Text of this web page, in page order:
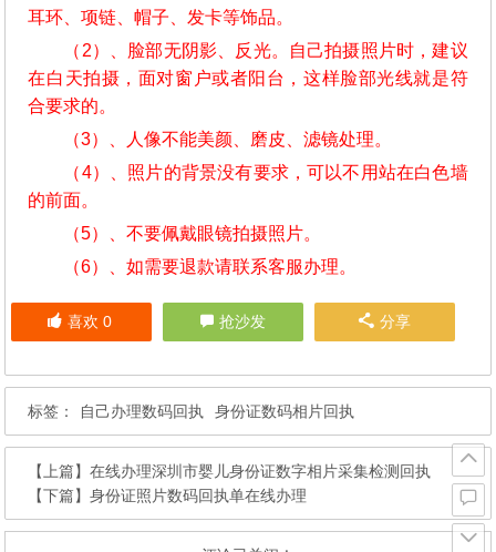
耳环、项链、帽子、发卡等饰品。
（2）、脸部无阴影、反光。自己拍摄照片时，建议
在白天拍摄，面对窗户或者阳台，这样脸部光线就是符
合要求的。
（3）、人像不能美颜、磨皮、滤镜处理。
（4）、照片的背景没有要求，可以不用站在白色墙
的前面。
（5）、不要佩戴眼镜拍摄照片。
（6）、如需要退款请联系客服办理。
喜欢 0 抢沙发 分享
标签： 自己办理数码回执 身份证数码相片回执
【上篇】在线办理深圳市婴儿身份证数字相片采集检测回执
【下篇】身份证照片数码回执单在线办理